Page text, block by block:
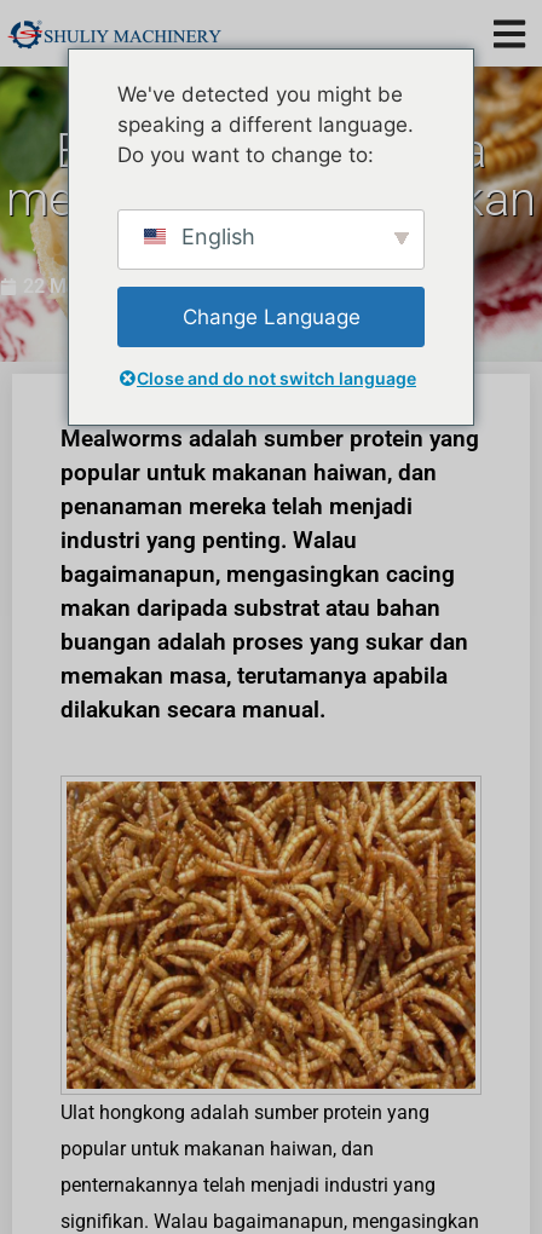
Bagaimanakah anda
menyusun cacing makan
daripada substrat?
22 Mac 2023
Mealworms adalah sumber protein yang
popular untuk makanan haiwan, dan
penanaman mereka telah menjadi
industri yang penting. Walau
bagaimanapun, mengasingkan cacing
makan daripada substrat atau bahan
buangan adalah proses yang sukar dan
memakan masa, terutamanya apabila
dilakukan secara manual.
Ulat hongkong adalah sumber protein yang
popular untuk makanan haiwan, dan
penternakannya telah menjadi industri yang
signifikan. Walau bagaimanapun, mengasingkan
We've detected you might be
speaking a different language.
Do you want to change to:
English
Change Language
Close and do not switch language